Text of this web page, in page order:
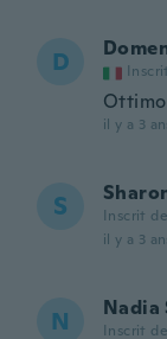
D
Ottimo
il y a 3
S Inscrit
il y a 3
N Nadia
Inscrit